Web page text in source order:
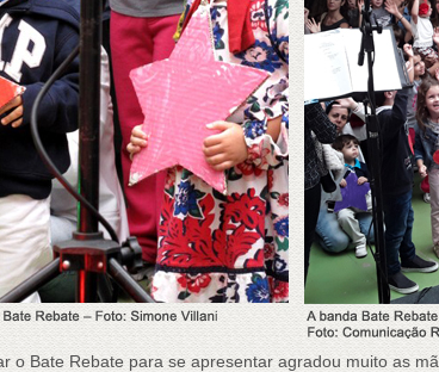
o Bate Rebate para se apresentar agradou muito as